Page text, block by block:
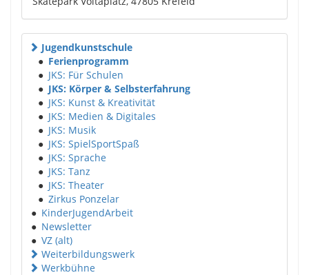
Jugendkunstschule
● Ferienprogramm
● JKS: Für Schulen
● JKS: Körper & Selbsterfahrung
● JKS: Kunst & Kreativität
● JKS: Medien & Digitales
● JKS: Musik
● JKS: SpielSportSpaß
● JKS: Sprache
● JKS: Tanz
● JKS: Theater
● Zirkus Ponzelar
● KinderJugendArbeit
● Newsletter
● VZ (alt)
Weiterbildungswerk
Werkbühne